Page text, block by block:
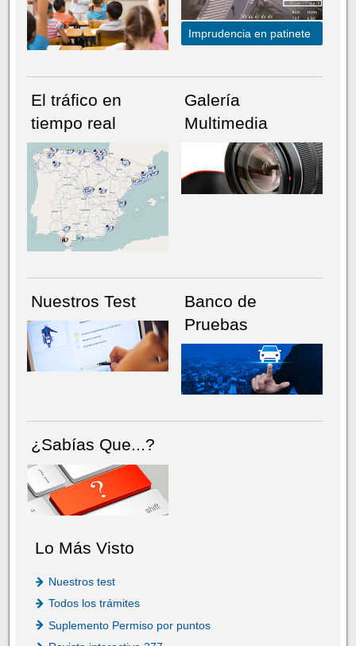
NÚMERO ACTUALHEMEROTECA
Imprudencia en patinete
El tráfico en
tiempo real
Galería
Multimedia
Nuestros Test
Banco de
Pruebas
¿Sabías Que...?
Lo Más Visto
Nuestros test
Todos los trámites
Suplemento Permiso por puntos